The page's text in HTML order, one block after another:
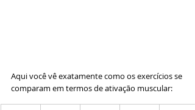
Aqui você vê exatamente como os exercícios se
comparam em termos de ativação muscular: